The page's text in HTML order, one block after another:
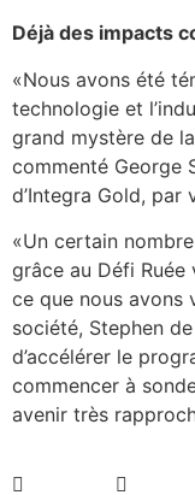
Déjà des impacts
«Nous avons été
technologie et
grand mystère de
commenté George
d’Integra Gold, par
«Un certain
grâce au Défi Ruée
ce que nous avons
société, Stephen
d’accélérer le
commencer à
avenir très